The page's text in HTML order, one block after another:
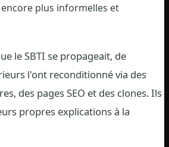
plus informelles et
le SBTI se propageait, de
l'ont reconditionné via des
des pages SEO et des clones. Ils
propres explications à la